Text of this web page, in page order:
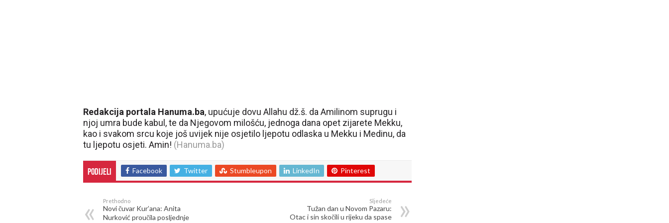
Redakcija portala Hanuma.ba, upućuje dovu Allahu dž.š. da Amilinom suprugu i
njoj umra bude kabul, te da Njegovom milošću, jednoga dana opet zijarete Mekku,
kao i svakom srcu koje još uvijek nije osjetilo ljepotu odlaska u Mekku i Medinu, da
tu ljepotu osjeti. Amin! (Hanuma.ba)
Podijeli Facebook Twitter Stumbleupon LinkedIn Pinterest
Prethodno
Novi čuvar Kur’ana: Anita
Nurković proučila posljednje
Sljedeće
Tužan dan u Novom Pazaru:
Otac i sin skočili u rijeku da spase